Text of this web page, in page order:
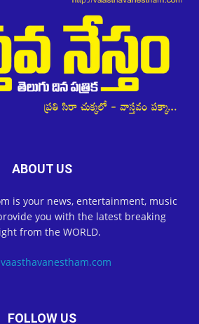
ABOUT US
is your news, entertainment, music
you with the latest breaking
from the WORLD.
FOLLOW US